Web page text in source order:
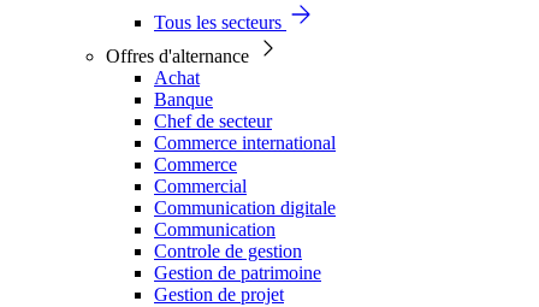
Tous les secteurs
Offres d'alternance
Achat
Banque
Chef de secteur
Commerce international
Commerce
Commercial
Communication digitale
Communication
Controle de gestion
Gestion de patrimoine
Gestion de projet